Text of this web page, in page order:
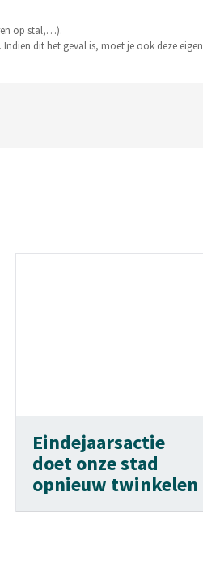
op stal,…).
dit het geval is, moet je ook deze
Eindejaarsactie
doet onze stad
opnieuw twinkelen